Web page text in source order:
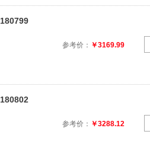
参考价： ￥3169.99
参考价： ￥3288.12